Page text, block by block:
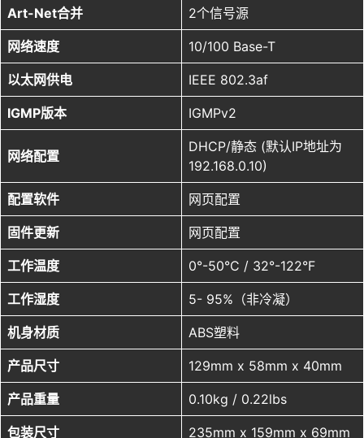
Art-Net合并 2个信号源
网络速度 10/100 Base-T
以太网供电 IEEE 802.3af
IGMP版本 IGMPv2
网络配置
DHCP/静态 (默认IP地址为
192.168.0.10)
配置软件 网页配置
固件更新 网页配置
工作温度 0°-50°C / 32°-122°F
工作湿度 5- 95%（非冷凝）
机身材质 ABS塑料
产品尺寸 129mm x 58mm x 40mm
产品重量 0.10kg / 0.22lbs
包装尺寸 235mm x 159mm x 69mm